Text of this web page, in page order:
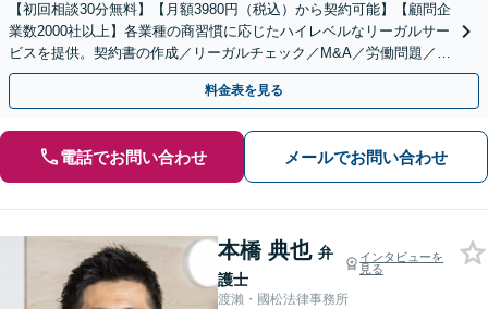
【初回相談30分無料】【月額3980円（税込）から契約可能】【顧問企
業数2000社以上】各業種の商習慣に応じたハイレベルなリーガルサー
ビスを提供。契約書の作成／リーガルチェック／M&A／労働問題／知
的財産等、お任せください【他士業連携可能】
料金表を見る
電話でお問い合わせ メールでお問い合わせ
本橋 典也 弁
護士
インタビューを
見る
渡瀨・國松法律事務所